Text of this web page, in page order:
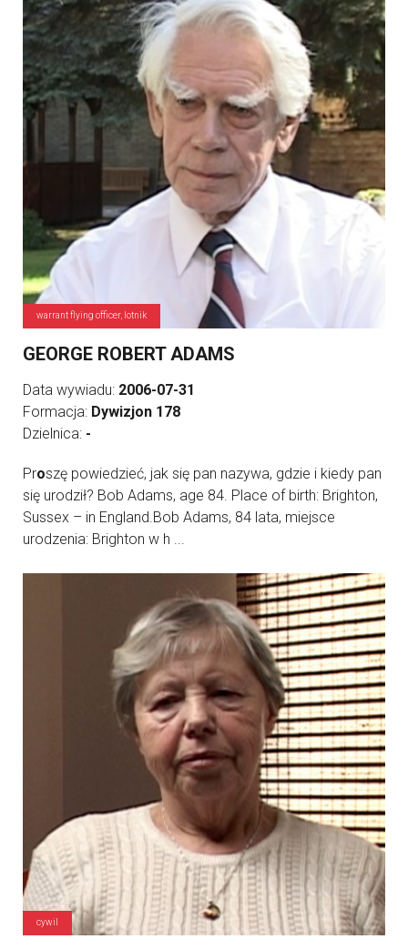
warrant flying officer, lotnik
GEORGE ROBERT ADAMS
Data wywiadu: 2006-07-31
Formacja: Dywizjon 178
Dzielnica: -
Proszę powiedzieć, jak się pan nazywa, gdzie i kiedy pan
się urodził? Bob Adams, age 84. Place of birth: Brighton,
Sussex – in England.Bob Adams, 84 lata, miejsce
urodzenia: Brighton w h ...
cywil